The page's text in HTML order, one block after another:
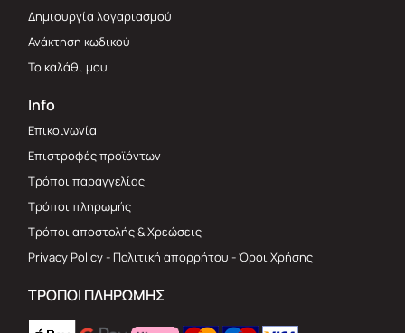
Δημιουργία λογαριασμού
Ανάκτηση κωδικού
Το καλάθι μου
Info
Επικοινωνία
Επιστροφές προϊόντων
Τρόποι παραγγελίας
Τρόποι πληρωμής
Τρόποι αποστολής & Χρεώσεις
Privacy Policy - Πολιτική απορρήτου - Όροι Χρήσης
ΤΡΌΠΟΙ ΠΛΗΡΩΜΉΣ